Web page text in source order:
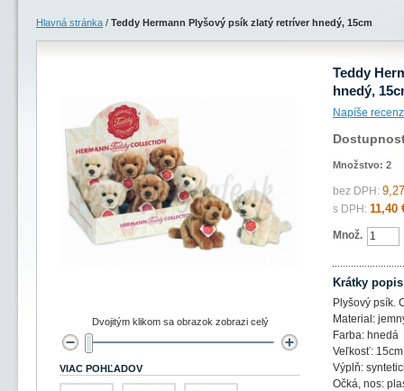
Hlavná stránka / Teddy Hermann Plyšový psík zlatý retríver hnedý, 15cm
Teddy
hnedý,
Napíše
Množstvo: 2
bez DPH:
s DPH: 11,40
Množ.
Krátky popis
Plyšový psík.
Material:
Farba: hnedá
Veľkosť: 15cm
Výplň:
Očká, nos:
Dvojitým klikom sa obrazok zobrazi celý
VIAC POHĽADOV